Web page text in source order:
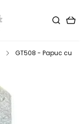
GT508 - Papuc